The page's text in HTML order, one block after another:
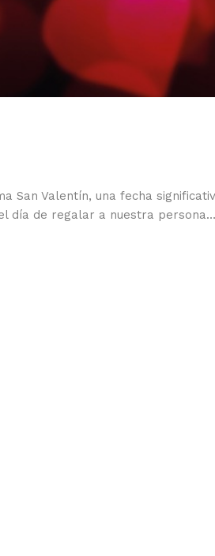
San Valentín, una fecha
día de regalar a nuestra persona…